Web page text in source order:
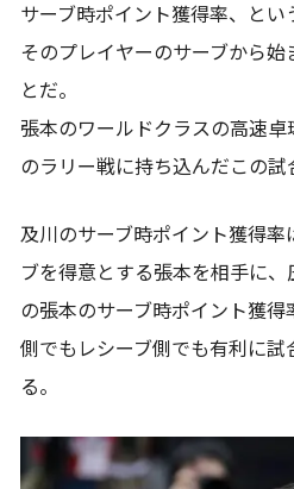
サーブ時ポイント獲得率、とい
そのプレイヤーのサーブから始
とだ。
張本のワールドクラスの高速
のラリー戦に持ち込んだこの試
及川のサーブ時ポイント獲得率
ブを得意とする張本を相手に
の張本のサーブ時ポイント獲得
側でもレシーブ側でも有利に
る。